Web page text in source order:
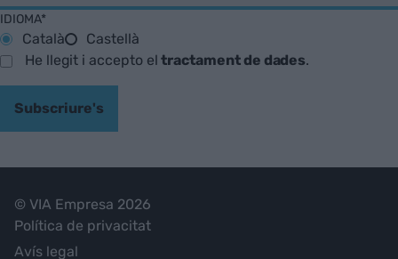
IDIOMA*
Català
Castellà
He llegit i accepto eltractament de dades.
Subscriure's
© VIA Empresa 2026
Política de privacitat
Avís legal